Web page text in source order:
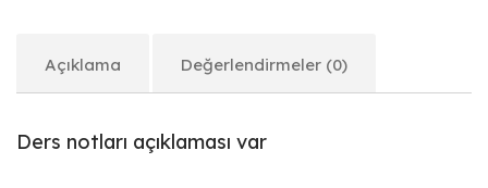
Açıklama Değerlendirmeler (0)
Ders notları açıklaması var